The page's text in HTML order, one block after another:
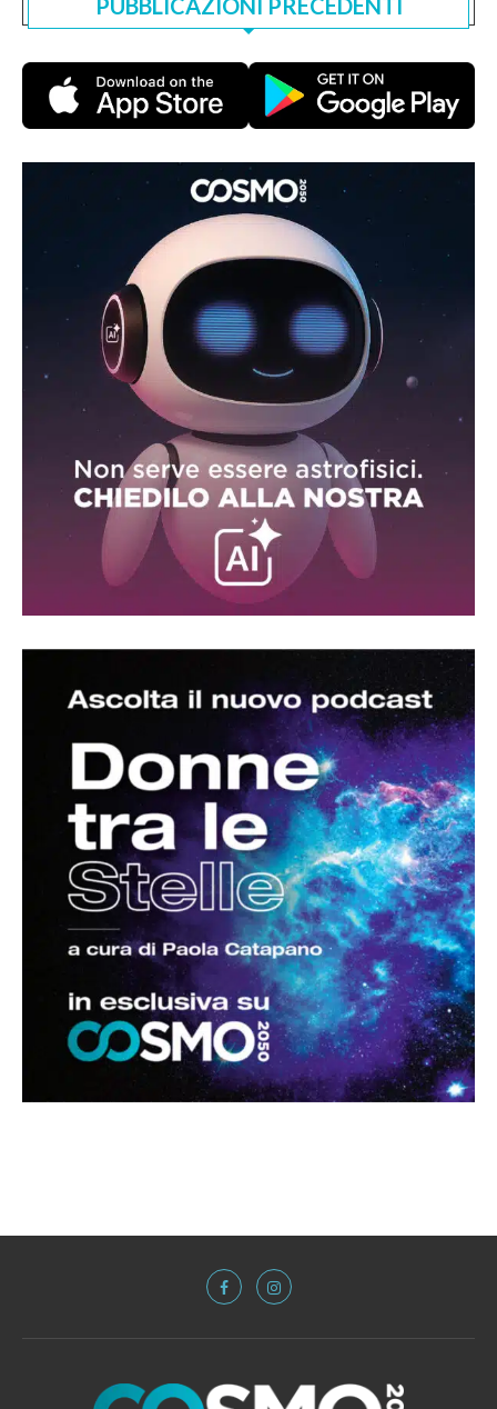
PUBBLICAZIONI PRECEDENTI